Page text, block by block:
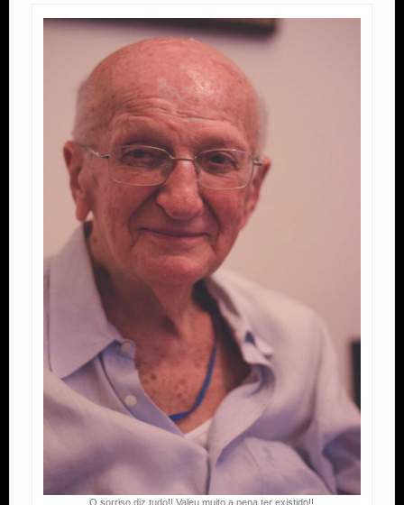
O sorriso diz tudo!! Valeu muito a pena ter existido!!